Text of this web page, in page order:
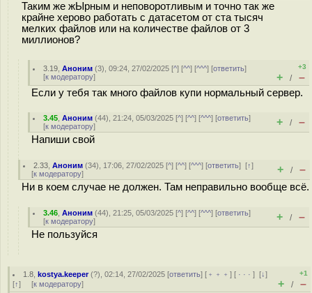
Таким же жЫрным и неповоротливым и точно так же
крайне херово работать с датасетом от ста тысяч
мелких файлов или на количестве файлов от 3
миллионов?
3.19 ,Аноним (3), 09:24, 27/02/2025 [^] [^^] [^^^] [ответить]
[к модератору]
+3
+ / –
Если у тебя так много файлов купи нормальный сервер.
3.45 ,Аноним (44), 21:24, 05/03/2025 [^] [^^] [^^^] [ответить]
[к модератору] + / –
Напиши свой
2.33 ,Аноним (34), 17:06, 27/02/2025 [^] [^^] [^^^] [ответить][↑]
[к модератору] + / –
Ни в коем случае не должен. Там неправильно вообще всё.
3.46 ,Аноним (44), 21:25, 05/03/2025 [^] [^^] [^^^] [ответить]
[к модератору] + / –
Не пользуйся
1.8 ,kostya.keeper(?), 02:14, 27/02/2025 [ответить] [ ﹢﹢﹢] [ · · ·][↓]
[↑] [к модератору]
+1
+ / –